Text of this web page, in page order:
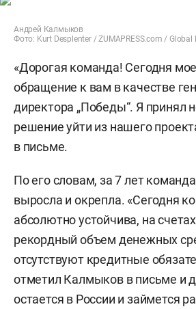
Андрей Калмыков
Фото: Kurt Desplenter / ZUMAPRESS.com / Global
«Дорогая команда! Сегодня
обращение к вам в качестве
директора „Победы“. Я принял
решение уйти из нашего
в письме.
По его словам, за 7 лет
выросла и окрепла. «Сегодня
абсолютно устойчива, на
рекордный объем денежных
отсутствуют кредитные
отметил Калмыков в письме и
остается в России и займется